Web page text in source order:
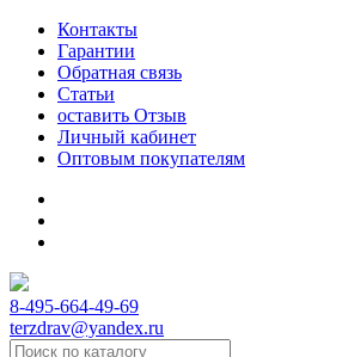
Контакты
Гарантии
Обратная связь
Статьи
оставить Отзыв
Личный кабинет
Оптовым покупателям
8-495-664-49-69
terzdrav@yandex.ru